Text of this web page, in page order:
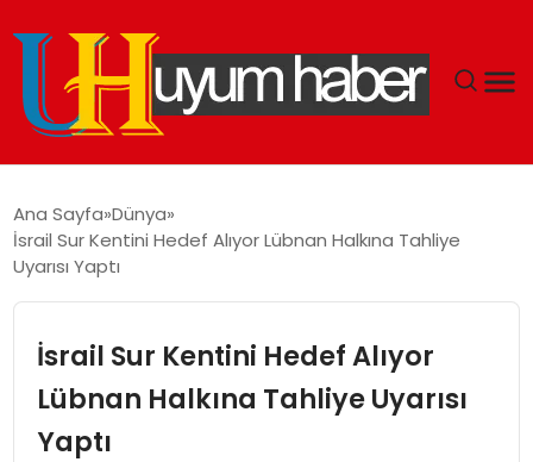
EKONOMI
SPOR
Ana Sayfa Dünya
İsrail Sur Kentini Hedef Alıyor Lübnan Halkına Tahliye
Uyarısı Yaptı
İsrail Sur Kentini Hedef Alıyor
Lübnan Halkına Tahliye Uyarısı
Yaptı